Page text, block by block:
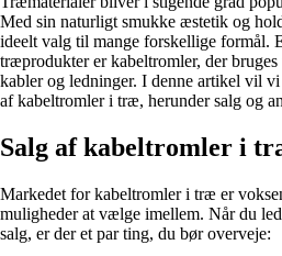
Med sin naturligt smukke æstetik og
ideelt valg til mange forskellige formål.
træprodukter er kabeltromler, der
kabler og ledninger. I denne artikel vil
af kabeltromler i træ, herunder salg og
Salg af kabeltromler i
Markedet for kabeltromler i træ er
muligheder at vælge imellem. Når du
salg, er der et par ting, du bør overveje: